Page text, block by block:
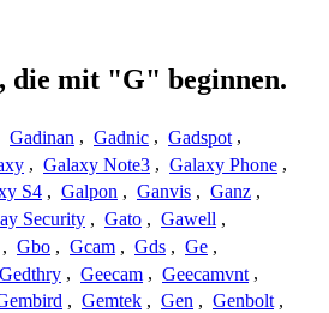
die mit "G" beginnen.
Gadinan , Gadnic , Gadspot ,
, Galaxy Note3 , Galaxy Phone ,
S4 , Galpon , Ganvis , Ganz ,
Security , Gato , Gawell ,
, Gbo , Gcam , Gds , Ge ,
Gedthry , Geecam , Geecamvnt ,
, Gemtek , Gen , Genbolt ,